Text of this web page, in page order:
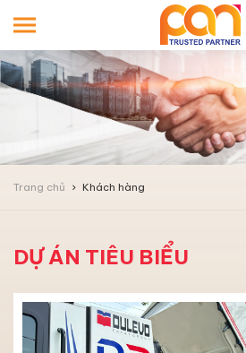
Trang chủ Khách hàng
DỰ ÁN TIÊU BIỂU